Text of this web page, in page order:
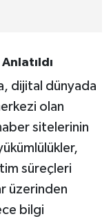
dijital dünyada
olan
sitelerinin
süreçleri
üzerinden
bilgi